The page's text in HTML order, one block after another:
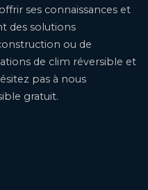
ses connaissances et
des solutions
ou de
de clim réversible et
pas à nous
gratuit.